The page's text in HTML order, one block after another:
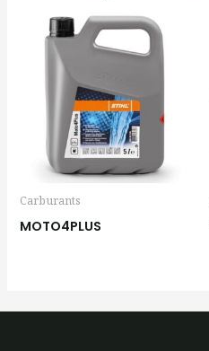
Carburants
MOTO4PLUS